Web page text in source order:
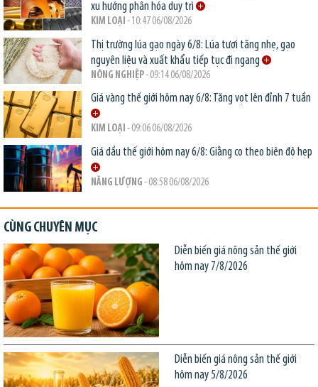
xu hướng phân hóa duy trì
KIM LOẠI - 10:47 06/08/2026
Thị trường lúa gạo ngày 6/8: Lúa tươi tăng nhẹ, gạo
nguyên liệu và xuất khẩu tiếp tục đi ngang
NÔNG NGHIỆP- 09:14 06/08/2026
Giá vàng thế giới hôm nay 6/8: Tăng vọt lên đỉnh 7 tuần
KIM LOẠI - 09:06 06/08/2026
Giá dầu thế giới hôm nay 6/8: Giằng co theo biên độ hẹp
NĂNG LƯỢNG - 08:58 06/08/2026
CÙNG CHUYÊN MỤC
Diễn biến giá nông sản thế giới
hôm nay 7/8/2026
Diễn biến giá nông sản thế giới
hôm nay 5/8/2026